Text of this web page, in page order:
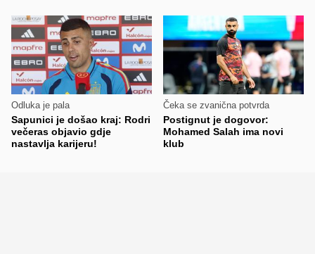
Odluka je pala
Sapunici je došao kraj: Rodri
večeras objavio gdje
nastavlja karijeru!
Čeka se zvanična potvrda
Postignut je dogovor:
Mohamed Salah ima novi
klub